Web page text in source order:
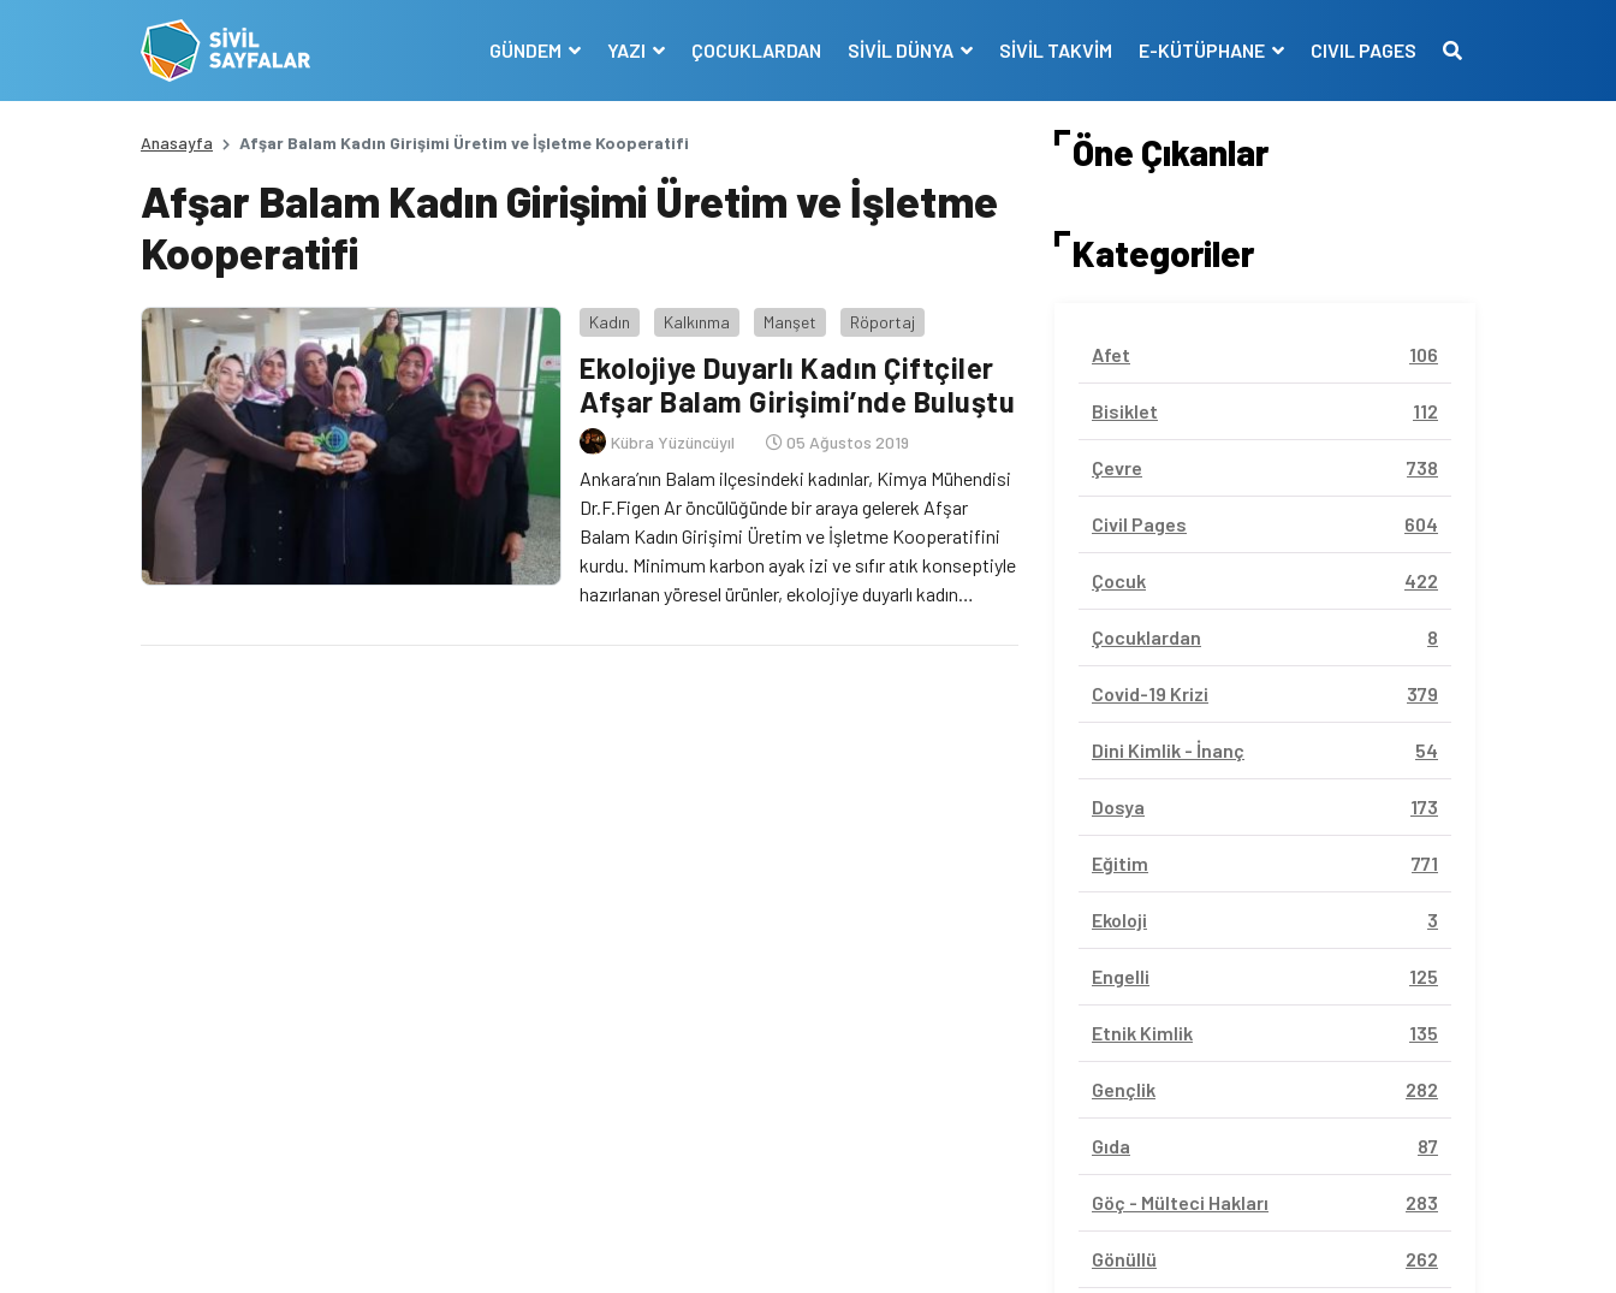
GÜNDEM YAZI ÇOCUKLARDAN SİVİL DÜNYA SİVİL TAKVİM E-KÜTÜPHANE CIVIL PAGES
Anasayfa Afşar Balam Kadın Girişimi Üretim ve İşletme Kooperatifi
Afşar Balam Kadın Girişimi Üretim ve İşletme
Kooperatifi
Kadın Kalkınma Manşet Röportaj
Ekolojiye Duyarlı Kadın Çiftçiler
Afşar Balam Girişimi’nde Buluştu
Kübra Yüzüncüyıl 05 Ağustos 2019
Ankara’nın Balam ilçesindeki kadınlar, Kimya Mühendisi
Dr.F.Figen Ar öncülüğünde bir araya gelerek Afşar
Balam Kadın Girişimi Üretim ve İşletme Kooperatifini
kurdu. Minimum karbon ayak izi ve sıfır atık konseptiyle
hazırlanan yöresel ürünler, ekolojiye duyarlı kadın
hakkında kurucu başkan Figen Ar ile söyleştik
Öne Çıkanlar
Kategoriler
Afet 106
Bisiklet 112
Çevre 738
Civil Pages 604
Çocuk 422
Çocuklardan 8
Covid-19 Krizi 379
Dini Kimlik - İnanç 54
Dosya 173
Eğitim 771
Ekoloji 3
Engelli 125
Etnik Kimlik 135
Gençlik 282
Gıda 87
Göç - Mülteci Hakları 283
Gönüllü 262